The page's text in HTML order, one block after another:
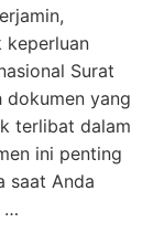
keperluan
Surat
dokumen yang
terlibat dalam
ini penting
saat Anda
…